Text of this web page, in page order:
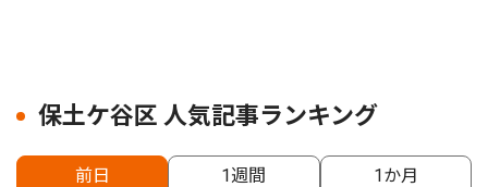
保土ケ谷区 人気記事ランキング
前日 1週間 1か月